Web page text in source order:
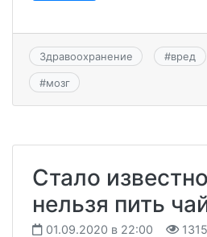
Здравоохранение #вред
#мозг
Стало
нельзя пить
01.09.2020 в 22:00 1315